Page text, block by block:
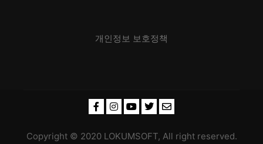
개인정보 보호정책
Copyright © 2020 LOKUMSOFT, All right reserved.